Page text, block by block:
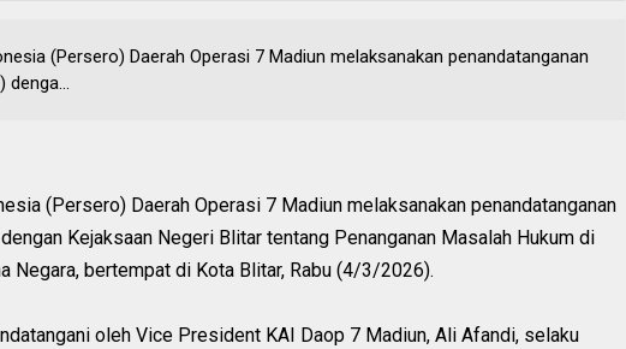
(Persero) Daerah Operasi 7 Madiun melaksanakan penandatanganan
denga...
(Persero) Daerah Operasi 7 Madiun melaksanakan penandatanganan
Kejaksaan Negeri Blitar tentang Penanganan Masalah Hukum di
Negara, bertempat di Kota Blitar, Rabu (4/3/2026).
oleh Vice President KAI Daop 7 Madiun, Ali Afandi, selaku